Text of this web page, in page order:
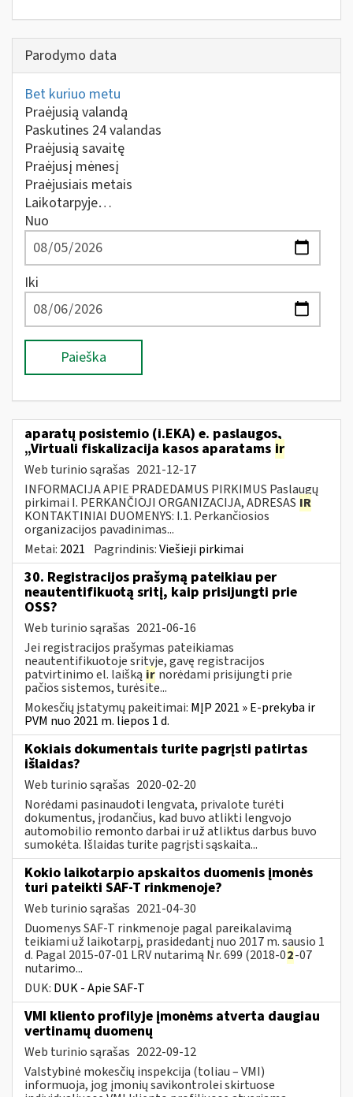
Parodymo data
Bet kuriuo metu
Praėjusią valandą
Paskutines 24 valandas
Praėjusią savaitę
Praėjusį mėnesį
Praėjusiais metais
Laikotarpyje…
Nuo
Iki
Paieška
aparatų posistemio (i.EKA) e. paslaugos,
„Virtuali fiskalizacija kasos aparatams ir
Web turinio sąrašas 2021-12-17
INFORMACIJA APIE PRADEDAMUS PIRKIMUS Paslaugų
pirkimai I. PERKANČIOJI ORGANIZACIJA, ADRESAS IR
KONTAKTINIAI DUOMENYS: I.1. Perkančiosios
organizacijos pavadinimas...
Metai: 2021 Pagrindinis:Viešieji pirkimai
30. Registracijos prašymą pateikiau per
neautentifikuotą sritį, kaip prisijungti prie
OSS?
Web turinio sąrašas 2021-06-16
Jei registracijos prašymas pateikiamas
neautentifikuotoje srityje, gavę registracijos
patvirtinimo el. laišką ir norėdami prisijungti prie
pačios sistemos, turėsite...
Mokesčių įstatymų pakeitimai: MĮP 2021 » E-prekyba ir
PVM nuo 2021 m. liepos 1 d.
Kokiais dokumentais turite pagrįsti patirtas
išlaidas?
Web turinio sąrašas 2020-02-20
Norėdami pasinaudoti lengvata, privalote turėti
dokumentus, įrodančius, kad buvo atlikti lengvojo
automobilio remonto darbai ir už atliktus darbus buvo
sumokėta. Išlaidas turite pagrįsti sąskaita...
Kokio laikotarpio apskaitos duomenis įmonės
turi pateikti SAF-T rinkmenoje?
Web turinio sąrašas 2021-04-30
Duomenys SAF-T rinkmenoje pagal pareikalavimą
teikiami už laikotarpį, prasidedantį nuo 2017 m. sausio 1
d. Pagal 2015-07-01 LRV nutarimą Nr. 699 (2018-02-07
nutarimo...
DUK: DUK - Apie SAF-T
VMI kliento profilyje įmonėms atverta daugiau
vertinamų duomenų
Web turinio sąrašas 2022-09-12
Valstybinė mokesčių inspekcija (toliau – VMI)
informuoja, jog įmonių savikontrolei skirtuose